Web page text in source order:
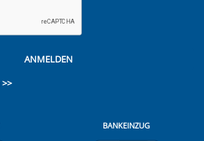
ANMELDEN
BANKEINZUG